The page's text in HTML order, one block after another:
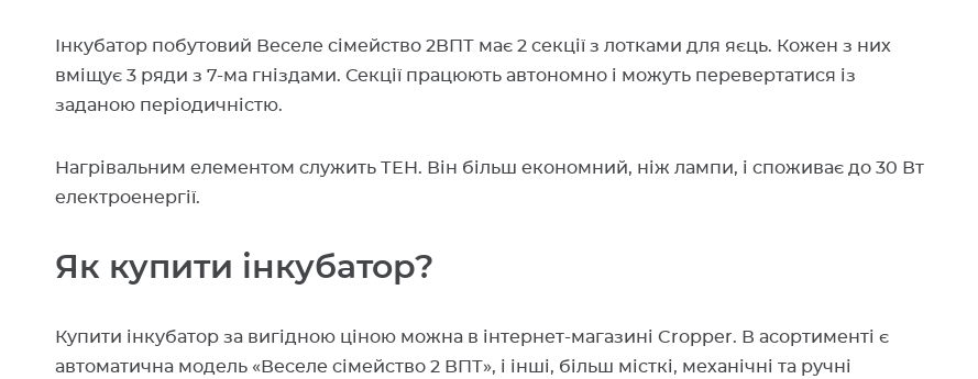
Інкубатор побутовий Веселе сімейство 2ВПТ має 2 секції з лотками для яєць. Кожен з них
вміщує 3 ряди з 7-ма гніздами. Секції працюють автономно і можуть перевертатися із
заданою періодичністю.
Нагрівальним елементом служить ТЕН. Він більш економний, ніж лампи, і споживає до 30 Вт
електроенергії.
Як купити інкубатор?
Купити інкубатор за вигідною ціною можна в інтернет-магазині Cropper. В асортименті є
автоматична модель «Веселе сімейство 2 ВПТ», і інші, більш місткі, механічні та ручні